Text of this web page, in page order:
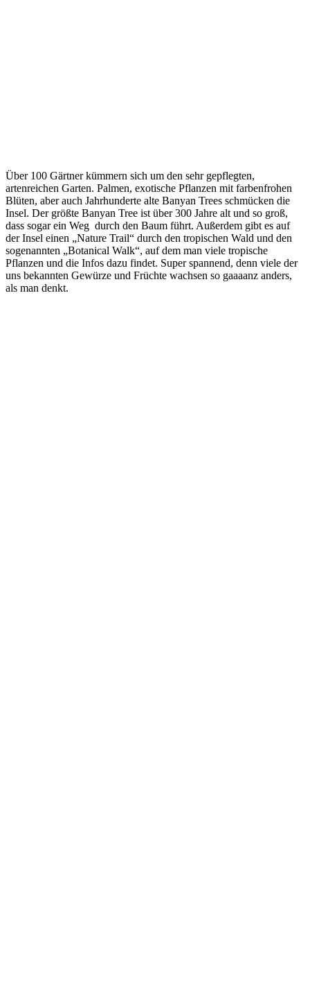
Über 100 Gärtner kümmern sich um den sehr gepflegten,
artenreichen Garten. Palmen, exotische Pflanzen mit farbenfrohen
Blüten, aber auch Jahrhunderte alte Banyan Trees schmücken die
Insel. Der größte Banyan Tree ist über 300 Jahre alt und so groß,
dass sogar ein Weg durch den Baum führt. Außerdem gibt es auf
der Insel einen „Nature Trail“ durch den tropischen Wald und den
sogenannten „Botanical Walk“, auf dem man viele tropische
Pflanzen und die Infos dazu findet. Super spannend, denn viele der
uns bekannten Gewürze und Früchte wachsen so gaaaanz anders,
als man denkt.